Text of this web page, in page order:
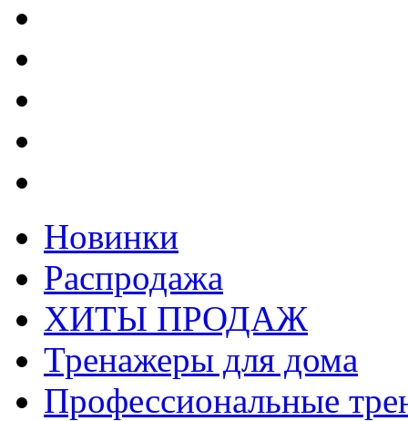
Новинки
Распродажа
ХИТЫ ПРОДАЖ
Тренажеры для дома
Профессиональные